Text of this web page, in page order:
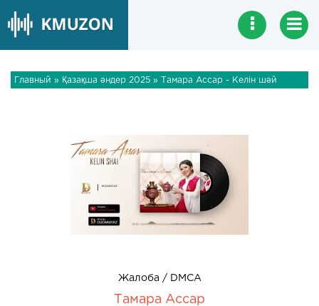
Главный » Қазақша әндер 2025 » Тамара Ассар - Келін шәй
Жалоба / DMCA
Тамара Ассар